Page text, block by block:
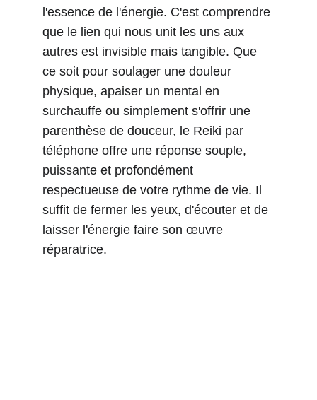
l'essence de l'énergie. C'est comprendre
que le lien qui nous unit les uns aux
autres est invisible mais tangible. Que
ce soit pour soulager une douleur
physique, apaiser un mental en
surchauffe ou simplement s'offrir une
parenthèse de douceur, le Reiki par
téléphone offre une réponse souple,
puissante et profondément
respectueuse de votre rythme de vie. Il
suffit de fermer les yeux, d'écouter et de
laisser l'énergie faire son œuvre
réparatrice.